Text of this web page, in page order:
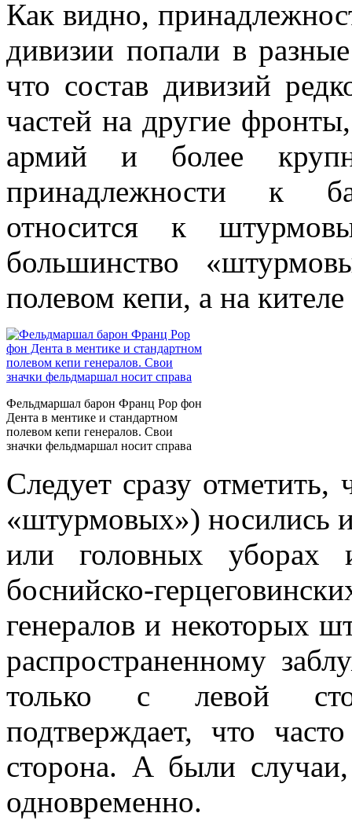
Как видно,
дивизии попали в
что состав дивизий
частей на другие фронты,
армий и более
принадлежности к
относится к
большинство
полевом кепи, а на
Фельдмаршал барон Франц Рор фон
Дента в ментике и стандартном
полевом кепи генералов. Свои
значки фельдмаршал носит справа
Следует сразу
«штурмовых») носились
или головных
боснийско-
генералов и некоторых
распространенному
только с левой
подтверждает, что
сторона. А были
одновременно.